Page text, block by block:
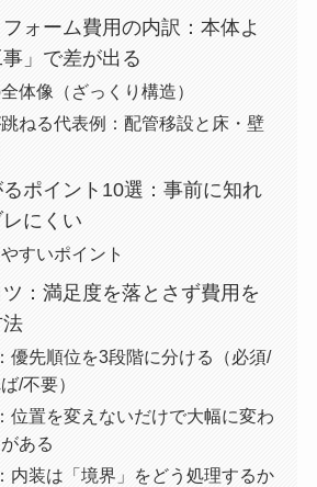
ォーム費用の内訳：本体よ
」で差が出る
体像（ざっくり構造）
ねる代表例：配管移設と床・壁
ポイント10選：事前に知れ
にくい
やすいポイント
：満足度を落とさず費用を
優先順位を3段階に分ける（必須/
/不要）
位置を変えないだけで大幅に変わ
ある
内装は「境界」をどう処理するか